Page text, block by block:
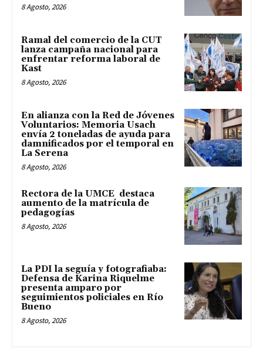
8 Agosto, 2026
Ramal del comercio de la CUT
lanza campaña nacional para
enfrentar reforma laboral de
Kast
8 Agosto, 2026
En alianza con la Red de Jóvenes
Voluntarios: Memoria Usach
envía 2 toneladas de ayuda para
damnificados por el temporal en
La Serena
8 Agosto, 2026
Rectora de la UMCE destaca
aumento de la matrícula de
pedagogías
8 Agosto, 2026
La PDI la seguía y fotografiaba:
Defensa de Karina Riquelme
presenta amparo por
seguimientos policiales en Río
Bueno
8 Agosto, 2026